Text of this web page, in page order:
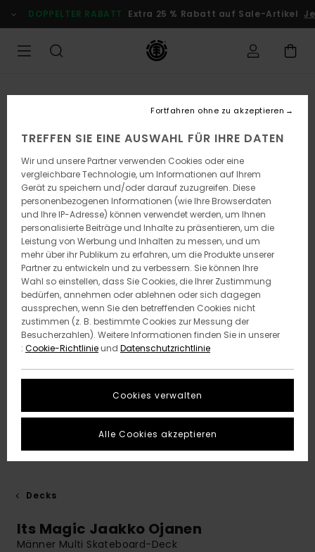
zur
Produktinformation
DOPPELTER RABATT Extra 25 % Rabatt auf Sale-Artikel
Decks
Its Magic Jaakko Ojanen
Männer Multi Skateboard-Deck
TREFFEN SIE EINE AUSWAHL FÜR IHRE DATEN
Wir und unsere Partner verwenden Cookies oder eine
vergleichbare Technologie, um Informationen auf Ihrem
Gerät zu speichern und/oder darauf zuzugreifen. Diese
personenbezogenen Informationen (wie Ihre Browserdaten
und Ihre IP-Adresse) können verwendet werden, um Ihnen
personalisierte Beiträge und Inhalte zu präsentieren, um die
Leistung von Werbung und Inhalten zu messen, und um
mehr über ihr Publikum zu erfahren, um die Produkte unserer
Partner zu entwickeln und zu verbessern. Sie können Ihre
Wahl so einstellen, dass Sie Cookies, die Ihrer Zustimmung
bedürfen, annehmen oder ablehnen oder sich dagegen
aussprechen, wenn Sie den betreffenden Cookies nicht
zustimmen (z. B. bestimmte Cookies zur Messung der
Besucherzahlen). Weitere Informationen finden Sie in unserer
: Cookie-Richtlinieund Datenschutzrichtlinie
Cookies verwalten
Fortfahren ohne zu akzeptieren
Alle Cookies akzeptieren